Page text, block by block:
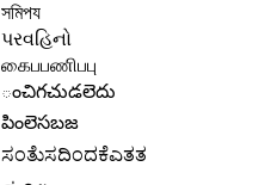
সমিপয
પરવહિનો
கைபபணிபபு
ంచిగచుడలెదు
పింలెసబజ
ಸಂತೆುಸದಿಂದಕೆಎತತ